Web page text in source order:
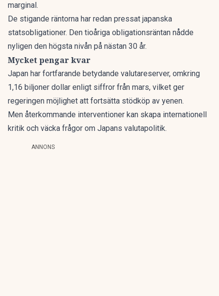
marginal.
De stigande räntorna har redan pressat japanska
statsobligationer. Den tioåriga obligationsräntan nådde
nyligen den högsta nivån på nästan 30 år.
Mycket pengar kvar
Japan har fortfarande betydande valutareserver, omkring
1,16 biljoner dollar enligt siffror från mars, vilket ger
regeringen möjlighet att fortsätta stödköp av yenen.
Men återkommande interventioner kan skapa internationell
kritik och väcka frågor om Japans valutapolitik.
ANNONS